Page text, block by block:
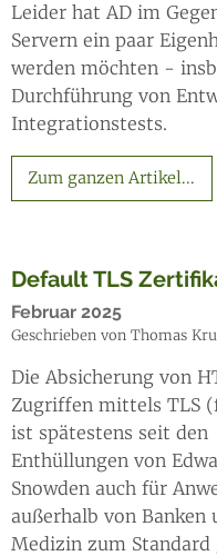
Leider hat AD im
Servern ein paar
werden möchten -
Durchführung von
Integrationstests.
Zum ganzen Artikel...
Default TLS
Februar 2025
Geschrieben von Thomas
Die Absicherung von
Zugriffen mittels TLS
ist spätestens seit den
Enthüllungen von
Snowden auch für
außerhalb von Banken
Medizin zum Standard